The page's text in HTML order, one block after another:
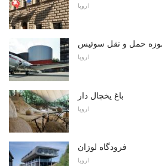
اروپا
حمل و نقل سوئیس
اروپا
باغ یخچال دار
اروپا
فرودگاه لوزان
اروپا